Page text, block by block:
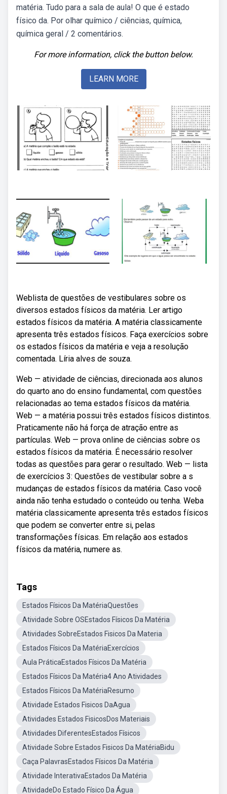
matéria. Tudo para a sala de aula! O que é estado
físico da. Por olhar químico / ciências, química,
química geral / 2 comentários.
For more information, click the button below.
LEARN MORE
Weblista de questões de vestibulares sobre os
diversos estados físicos da matéria. Ler artigo
estados físicos da matéria. A matéria classicamente
apresenta três estados físicos. Faça exercícios sobre
os estados físicos da matéria e veja a resolução
comentada. Líria alves de souza.
Web — atividade de ciências, direcionada aos alunos
do quarto ano do ensino fundamental, com questões
relacionadas ao tema estados físicos da matéria.
Web — a matéria possui três estados físicos distintos.
Praticamente não há força de atração entre as
partículas. Web — prova online de ciências sobre os
estados físicos da matéria. É necessário resolver
todas as questões para gerar o resultado. Web — lista
de exercícios 3: Questões de vestibular sobre a s
mudanças de estados físicos da matéria. Caso você
ainda não tenha estudado o conteúdo ou tenha. Weba
matéria classicamente apresenta três estados físicos
que podem se converter entre si, pelas
transformações físicas. Em relação aos estados
físicos da matéria, numere as.
Tags
Estados Físicos Da MatériaQuestões
Atividade Sobre OSEstados Físicos Da Matéria
Atividades SobreEstados Fisicos Da Materia
Estados Físicos Da MatériaExercícios
Aula PráticaEstados Físicos Da Matéria
Estados Físicos Da Matéria4 Ano Atividades
Estados Físicos Da MatériaResumo
Atividade Estados Fisicos DaAgua
Atividades Estados FisicosDos Materiais
Atividades DiferentesEstados Físicos
Atividade Sobre Estados Fisicos Da MatériaBidu
Caça PalavrasEstados Físicos Da Matéria
Atividade InterativaEstados Da Matéria
AtividadeDo Estado Físico Da Água